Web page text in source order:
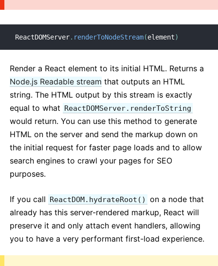
ReactDOMServer. renderToNodeStream(element)
Render a React element to its initial HTML. Returns a
Node.js Readable stream that outputs an HTML
string. The HTML output by this stream is exactly
equal to what ReactDOMServer.renderToString
would return. You can use this method to generate
HTML on the server and send the markup down on
the initial request for faster page loads and to allow
search engines to crawl your pages for SEO
purposes.
If you call ReactDOM.hydrateRoot()
on a node that
already has this server-rendered markup, React will
preserve it and only attach event handlers, allowing
you to have a very performant first-load experience.